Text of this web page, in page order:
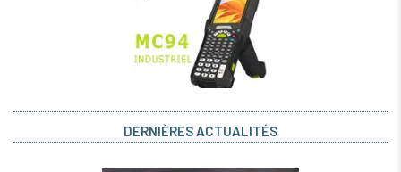
DERNIÈRES ACTUALITÉS